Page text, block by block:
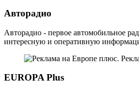
Авторадио
Авторадио - первое автомобильное
интересную и оперативную
EUROPA Plus